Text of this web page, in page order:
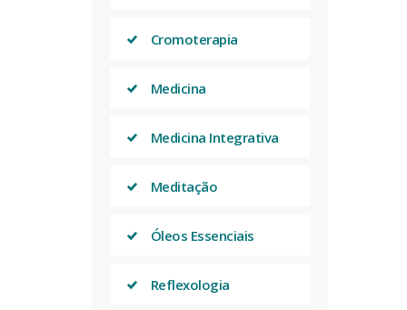
Cromoterapia
Medicina
Medicina Integrativa
Meditação
Óleos Essenciais
Reflexologia